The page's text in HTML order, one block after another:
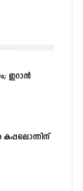
ഇറാൻ